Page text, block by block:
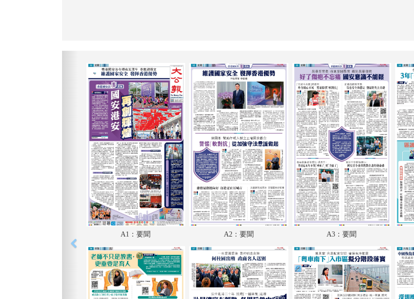
A18：廣告
A19：文化
A20：經濟
A21：經濟
A22：經濟
A23：國際
A24：國際
AA1：廣告
AA3：廣告
AA4：廣告
A1：要聞 A2：要聞 A3：要聞